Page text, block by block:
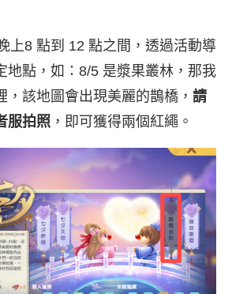
上8 點到 12 點之間，透過活動導
地點，如：8/5 是漿果叢林，那我
，該地圖會出現美麗的鵲橋， 請
服拍照 ，即可獲得兩個紅繩。